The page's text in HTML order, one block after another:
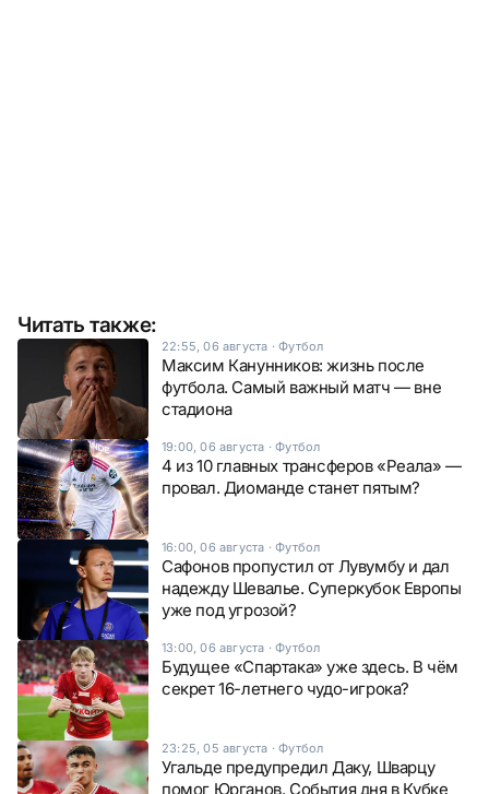
Читать также:
22:55, 06 августа ·Футбол
Максим Канунников: жизнь после
футбола. Самый важный матч — вне
стадиона
19:00, 06 августа ·Футбол
4 из 10 главных трансферов «Реала» —
провал. Диоманде станет пятым?
16:00, 06 августа ·Футбол
Сафонов пропустил от Лувумбу и дал
надежду Шевалье. Суперкубок Европы
уже под угрозой?
13:00, 06 августа ·Футбол
Будущее «Спартака» уже здесь. В чём
секрет 16-летнего чудо-игрока?
23:25, 05 августа ·Футбол
Угальде предупредил Даку, Шварцу
помог Юрганов. События дня в Кубке